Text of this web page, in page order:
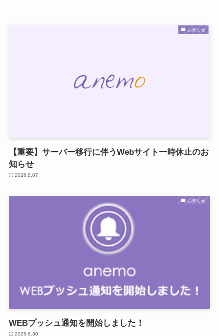
お知らせ
【重要】サーバー移行に伴うWebサイト一時休止のお
知らせ
2026.8.07
お知らせ
WEBプッシュ通知を開始しました！
2025.6.30